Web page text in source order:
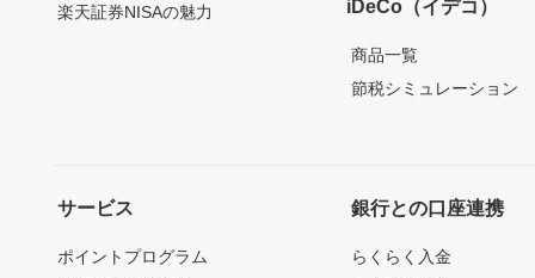
楽天証券NISAの魅力 iDeCo（イデコ）
商品一覧
節税シミュレーション
サービス
ポイントプログラム
銀行との口座連携
らくらく入金